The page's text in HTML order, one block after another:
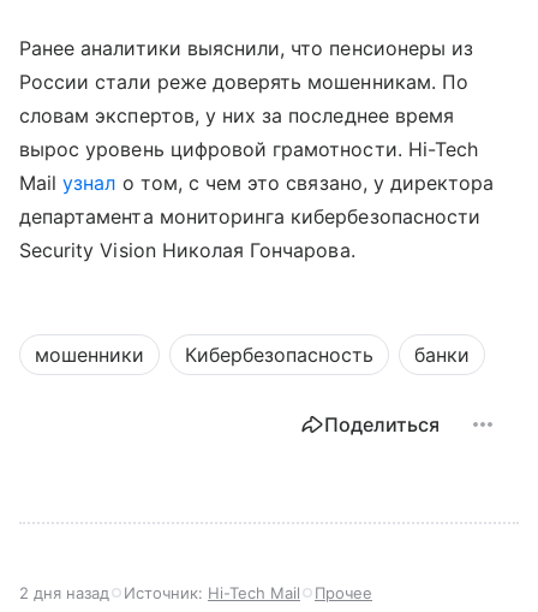
Ранее аналитики выяснили, что пенсионеры из
России стали реже доверять мошенникам. По
словам экспертов, у них за последнее время
вырос уровень цифровой грамотности. Hi-Tech
Mailузнал о том, с чем это связано, у директора
департамента мониторинга кибербезопасности
Security Vision Николая Гончарова.
мошенники Кибербезопасность банки
Поделиться
2 дня назад Источник: Hi-Tech Mail Прочее